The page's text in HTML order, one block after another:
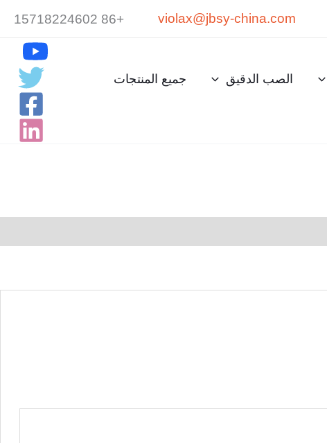
violax@jbsy-china.com
+86 15718224602
الصب الدقيق
جميع المنتجات